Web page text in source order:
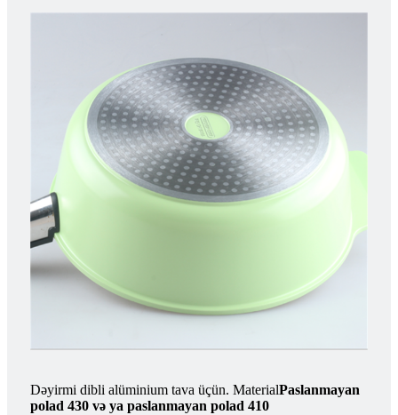
Dəyirmi dibli alüminium tava üçün. MaterialPaslanmayan
polad 430 və ya paslanmayan polad 410